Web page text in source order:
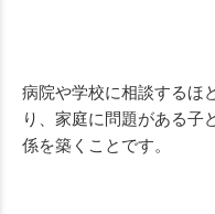
病院や学校に相談するほ
り、家庭に問題がある子
係を築くことです。